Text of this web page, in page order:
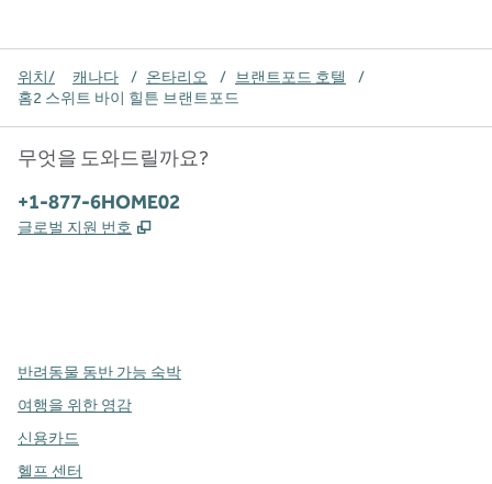
위치/ 캐나다 / 온타리오 / 브랜트포드 호텔
/
홈2 스위트 바이 힐튼 브랜트포드
무엇을 도와드릴까요?
전화:
+1-877-6HOME02
글로벌 지원 번호 ,
반려동물 동반 가능 숙박
여행을 위한 영감
신용카드
헬프 센터